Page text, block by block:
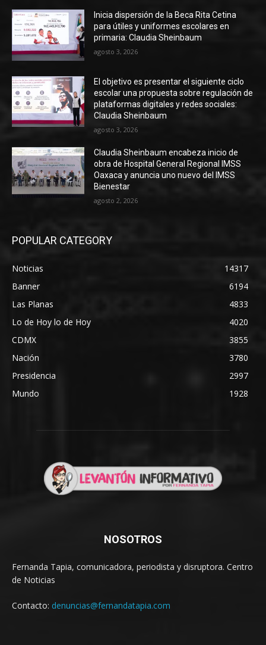
Inicia dispersión de la Beca Rita Cetina
para útiles y uniformes escolares en
primaria: Claudia Sheinbaum
agosto 3, 2026
El objetivo es presentar el siguiente ciclo
escolar una propuesta sobre regulación de
plataformas digitales y redes sociales:
Claudia Sheinbaum
agosto 3, 2026
Claudia Sheinbaum encabeza inicio de
obra de Hospital General Regional IMSS
Oaxaca y anuncia uno nuevo del IMSS
Bienestar
agosto 2, 2026
POPULAR CATEGORY
Noticias
14317
Banner
6194
Las Planas
4833
Lo de Hoy lo de Hoy
4020
CDMX
3855
Nación
3780
Presidencia
2997
Mundo
1928
NOSOTROS
Fernanda Tapia, comunicadora, periodista y disruptora. Centro
de Noticias
Contacto: denuncias@fernandatapia.com